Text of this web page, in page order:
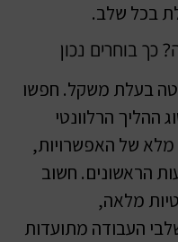
בכל שלב.
כך בוחרים נכון
בעלת משקל. חפשו
הרלוונטי
של האפשרויות,
הראשונים. חשוב
מלאה,
העבודה מתועדות